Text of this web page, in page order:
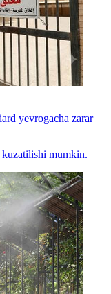
yevrogacha zarar
mumkin.